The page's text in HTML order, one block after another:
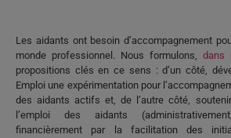
Les aidants ont besoin d’accompagnement
monde professionnel. Nous formulons, dans
propositions clés en ce sens : d’un côté,
Emploi une expérimentation pour
des aidants actifs et, de l’autre côté,
l’emploi des aidants
financièrement par la facilitation des